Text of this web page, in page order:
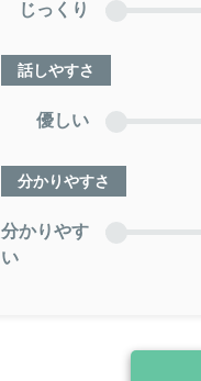
じっくり
話しやすさ
優しい
分かりやすさ
分かりやす
い